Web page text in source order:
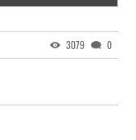
3079 0